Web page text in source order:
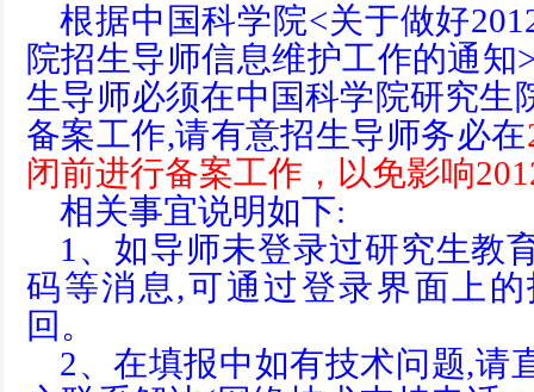
根据中国科学院<关于做好
院招生导师信息维护工作的通知
生导师必须在中国科学院研究生
备案工作,请有意招生导师务必在
闭前进行备案工作，以免影响
相关事宜说明如下:
1、如导师未登录过研究生教
码等消息,可通过登录界面上
回。
2、在填报中如有技术问题,请